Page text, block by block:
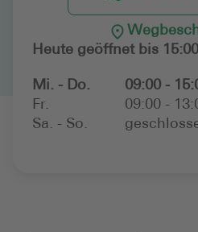
Heute geöffnet bis
Mi. - Do.
09:00 -
Fr.
09:00 -
Sa. - So.